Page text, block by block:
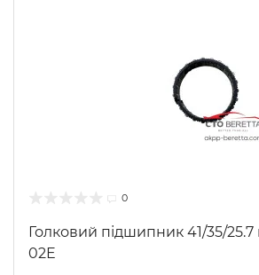
0
Голковий підшипник 41/35/
02E